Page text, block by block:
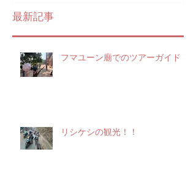
最新記事
フマユーン廟でのツアーガイド
リシケシの観光！！